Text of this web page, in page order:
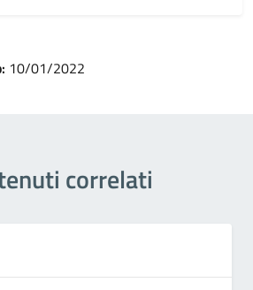
10/01/2022
correlati